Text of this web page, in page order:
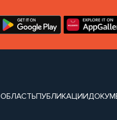
ПУБЛИКАЦИИ